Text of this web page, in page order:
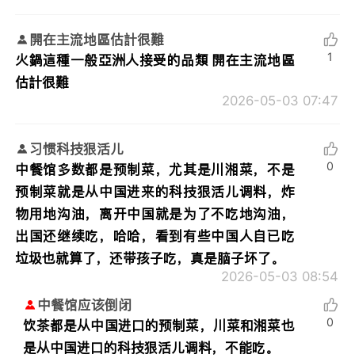
開在主流地區估計很難
火鍋這種一般亞洲人接受的品類 開在主流地區
估計很難
2026-05-03 07:47
1
习惯科技狠活儿
中餐馆多数都是预制菜，尤其是川湘菜，不是
预制菜就是从中国进来的科技狠活儿调料，炸
物用地沟油，离开中国就是为了不吃地沟油，
出国还继续吃，哈哈，看到有些中国人自已吃
垃圾也就算了，还带孩子吃，真是脑子坏了。
2026-05-03 08:54
0
中餐馆应该倒闭
饮茶都是从中国进口的预制菜，川菜和湘菜也
是从中国进口的科技狠活儿调料，不能吃。
0